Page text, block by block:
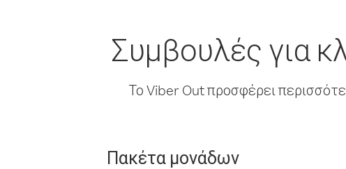
Συμβουλές για
Το Viber Out προσφέρει
Πακέτα μονάδων